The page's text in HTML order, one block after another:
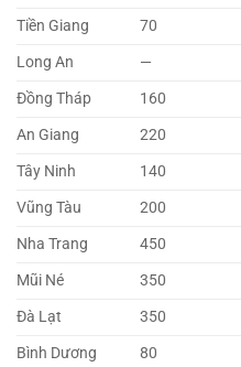
Tiền Giang
70
Long An
—
Đồng Tháp
160
An Giang
220
Tây Ninh
140
Vũng Tàu
200
Nha Trang
450
Mũi Né
350
Đà Lạt
350
Bình Dương
80